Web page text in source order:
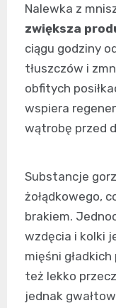
Nalewka z
zwiększa
ciągu godziny
tłuszczów i
obfitych
wspiera
wątrobę przed
Substancje
żołądkowego,
brakiem.
wzdęcia i kolki
mięśni
też lekko
jednak